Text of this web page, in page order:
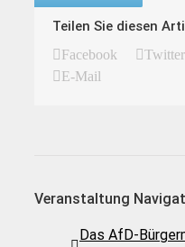
Teilen Sie diesen
Facebook Twitter
E-Mail
Veranstaltung
Das AfD-